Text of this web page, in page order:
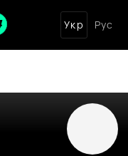
Укр Рус